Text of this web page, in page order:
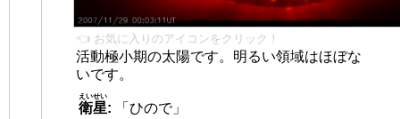
👈 お気に入りのアイコンをクリック！
活動極小期の太陽です。明るい領域はほぼな
いです。
衛星
えいせい
:
「ひので」